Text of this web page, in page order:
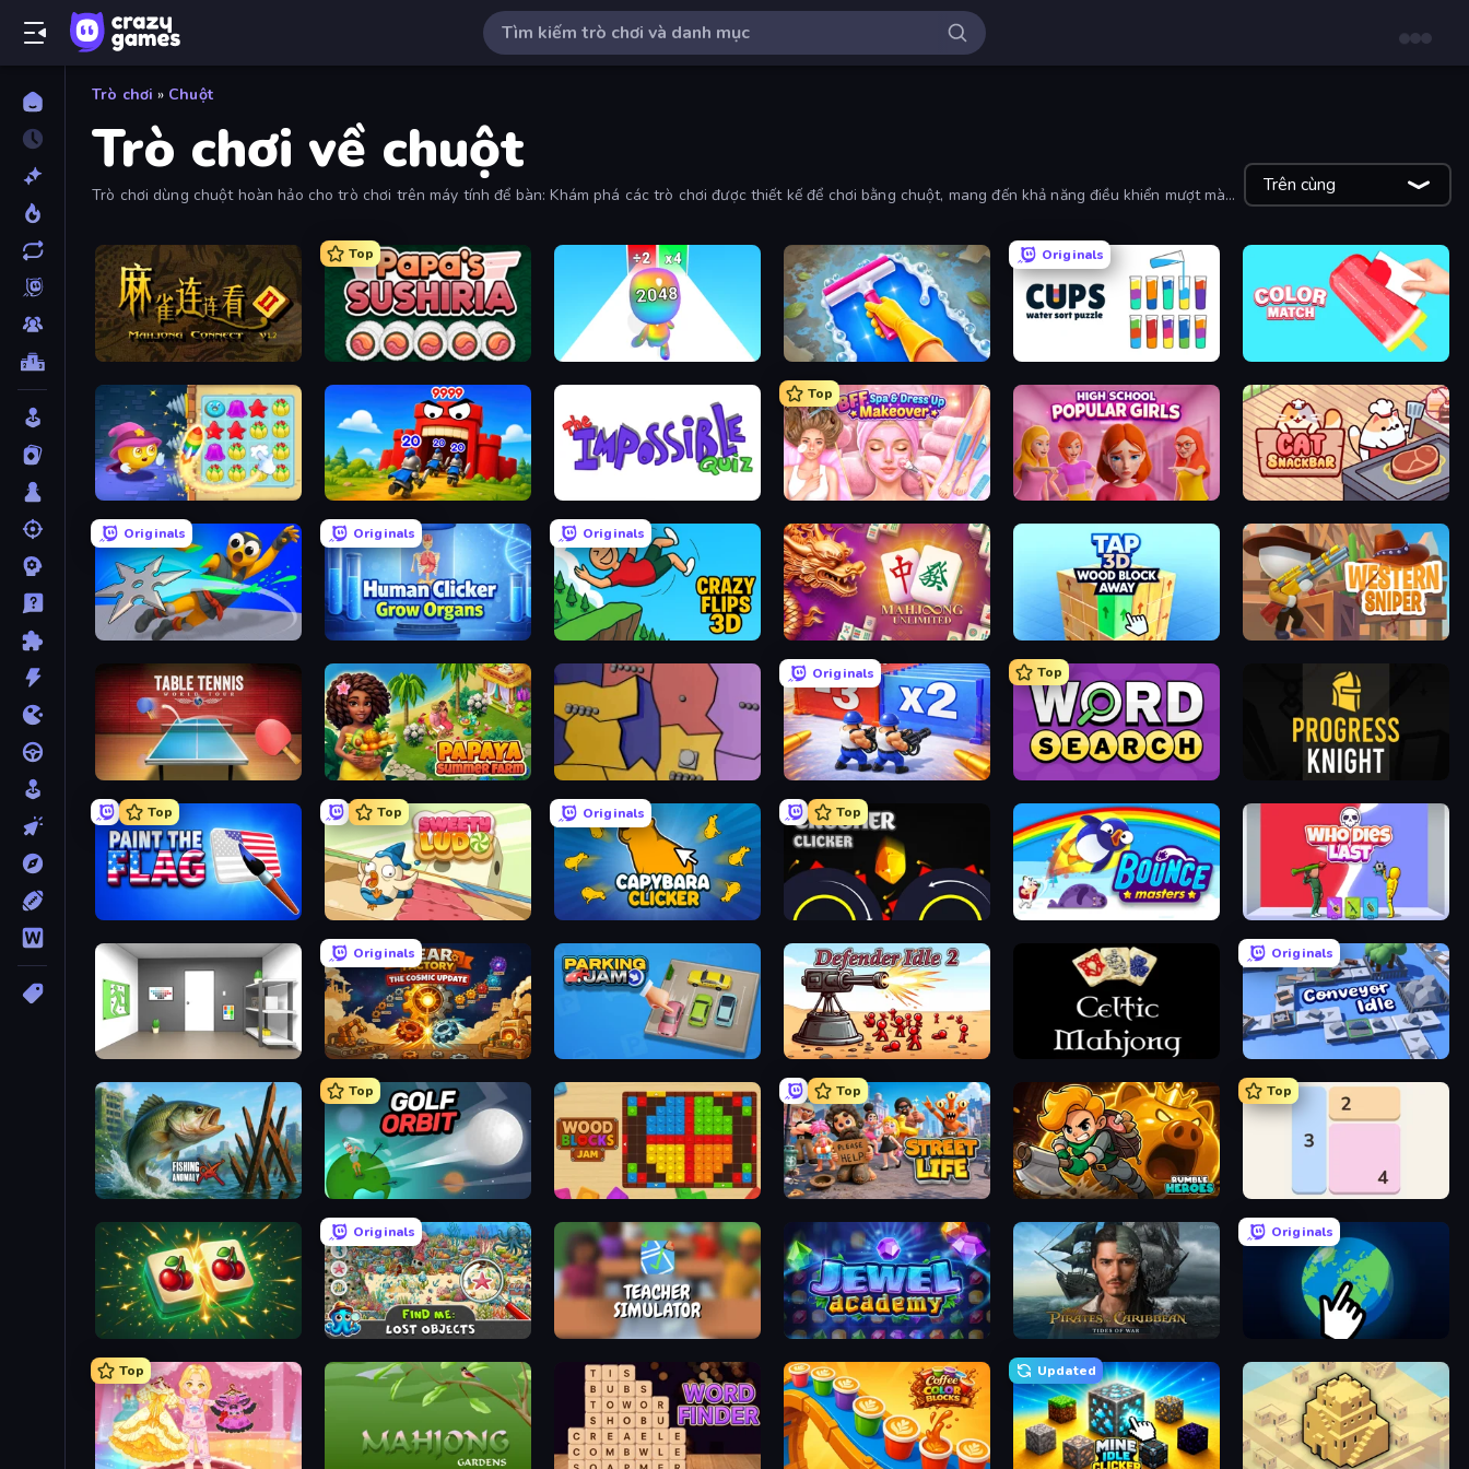
Trò chơi » Chuột
Trò chơi về chuột
Trò chơi dùng chuột hoàn hảo cho trò chơi trên máy tính để bàn: Khám phá các trò chơi được thiết kế để chơi bằng chuột, mang đến khả năng điều khiển mượt mà
Trên cùng
Mahjong Connect 2 (Legacy)
Top
Papa's Sushiria Man Runner 2048 Hotel Rush: Merge Story
Originals
Candy Riddles TimeWarriors
Top
BFF Makeover - Spa & Dress Up High School Popular Girls Cat Snack Bar
Originals
Ninja Swipe Strike
Originals
Human Clicker: Grow Organs
Originals
Crazy Flips 3D Mahjong Unlimited Tap 3D Wood Block Away Western Sniper
Table Tennis World Tour Papaya Summer Farm Compact Conflict
Originals
Battle Brigade
Top
Progress Knight
Top Top
Sweety Ludo
Originals
Capybara Clicker
Top
Crusher Clicker Bouncemasters Who Dies Last?
Paint Room Escape
Originals
Gear Factory Defender Idle 2 Celtic Mahjong Solitaire
Originals
Fishing Anomaly
Top
Golf Orbit Wood Blocks Jam
Top
Street Life Rumble Heroes
Top
Shikaku Puzzle
Mahjong Puzzle: Tile Match
Originals
Find Me: Lost Objects Teacher Simulator Jewel Academy Pirates of the Caribbean: ToW
Originals
Planet Clicker 2
Top Updated